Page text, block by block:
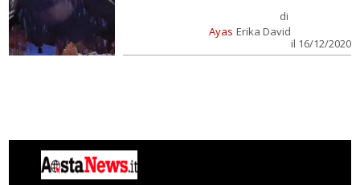
Ayas
di
Erika David
il 16/12/2020